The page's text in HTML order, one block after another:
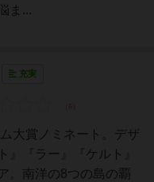
ま...
充実
大賞ノミネート。デザ
』『ラー』『ケルト』
。南洋の8つの島の覇